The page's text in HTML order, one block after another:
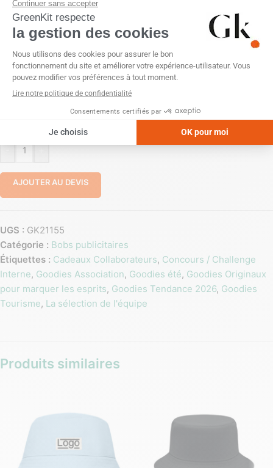
promotionnelsouactions internes
COULEUR
PERSONNALISATION
Sans personnalisation Sérigraphie (1 couleur)
AJOUTER AU DEVIS
UGS : GK21155
Catégorie : Bobs publicitaires
Étiquettes : Cadeaux Collaborateurs, Concours / Challenge
Interne, Goodies Association, Goodies été, Goodies Originaux
pour marquer les esprits, Goodies Tendance 2026, Goodies
Tourisme, La sélection de l'équipe
Produits similaires